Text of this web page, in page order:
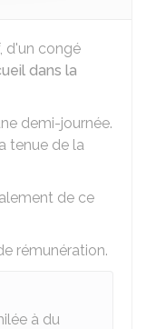
d'un congé
dans la
demi-journée.
tenue de la
de ce
rémunération.
à du